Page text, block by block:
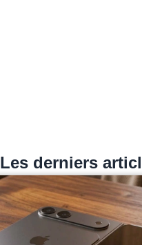
Les derniers